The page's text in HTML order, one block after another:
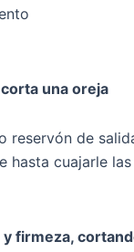
una oreja
reservón de
hasta cuajarle
firmeza,